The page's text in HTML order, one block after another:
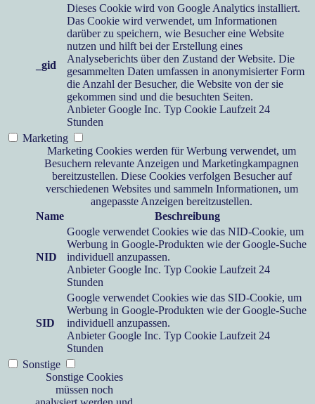
_gid
Dieses Cookie wird von Google Analytics installiert.
Das Cookie wird verwendet, um Informationen
darüber zu speichern, wie Besucher eine Website
nutzen und hilft bei der Erstellung eines
Analyseberichts über den Zustand der Website. Die
gesammelten Daten umfassen in anonymisierter Form
die Anzahl der Besucher, die Website von der sie
gekommen sind und die besuchten Seiten.
Anbieter Google Inc. Typ Cookie Laufzeit 24
Stunden
Marketing
Marketing Cookies werden für Werbung verwendet, um
Besuchern relevante Anzeigen und Marketingkampagnen
bereitzustellen. Diese Cookies verfolgen Besucher auf
verschiedenen Websites und sammeln Informationen, um
angepasste Anzeigen bereitzustellen.
Name
Beschreibung
NID
Google verwendet Cookies wie das NID-Cookie, um
Werbung in Google-Produkten wie der Google-Suche
individuell anzupassen.
Anbieter Google Inc. Typ Cookie Laufzeit 24
Stunden
SID
Google verwendet Cookies wie das SID-Cookie, um
Werbung in Google-Produkten wie der Google-Suche
individuell anzupassen.
Anbieter Google Inc. Typ Cookie Laufzeit 24
Stunden
Sonstige
Sonstige Cookies
müssen noch